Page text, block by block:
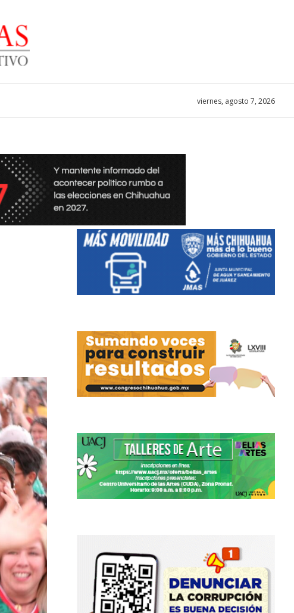
viernes, agosto 7, 2026